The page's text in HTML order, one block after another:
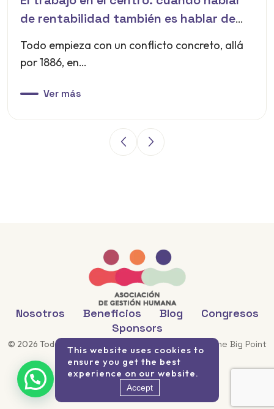
de rentabilidad también es hablar de
Todo empieza con un conflicto concreto, allá
por 1886, en…
Ver más
This website uses cookies to
ensure you get the best
experience on our website.
Accept
Nosotros Beneficios Blog
Congresos
Sponsors
© 2026 Todos los derechos reservados. Desarrollo The Big Point